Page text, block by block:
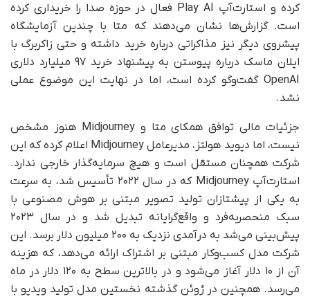
کرده و استارت‌آپ Play AI فعال در حوزه صدا را خریداری کرده
است. گزارش‌ها نشان می‌دهند که متا با چندین آزمایشگاه
پیشروی دیگر نیز مذاکراتی درباره خرید داشته و حتی زاکربرگ با
ایلان ماسک درباره پیوستن به پیشنهاد خرید ۹۷ میلیارد دلاری
OpenAI گفت‌وگو کرده است، اما در نهایت این موضوع عملی
نشد.
جزئیات مالی توافق همکای متا و Midjourney هنوز مشخص
نیست، اما دیوید هولتز، مدیرعامل Midjourney اعلام کرده که این
شرکت همچنان مستقل است و هیچ سرمایه‌گذار خارجی ندارد.
استارت‌آپ Midjourney که در سال ۲۰۲۲ تأسیس شد، به سرعت
به یکی از پیشتازان تولید تصویر مبتنی بر هوش مصنوعی با
سبک منحصربه‌فرد و واقع‌گرایانه تبدیل شد و در سال ۲۰۲۳
پیش‌بینی می‌شد به درآمدی نزدیک به ۲۰۰ میلیون دلار برسد. این
شرکت مدل کسب‌وکار مبتنی بر اشتراک ارائه می‌دهد، که هزینه
آن از ۱۰ دلار آغاز می‌شود و در بالاترین سطح به ۱۲۰ دلار در ماه
می‌رسد. همچنین در ژوئن گذشته نخستین مدل تولید ویدیو با